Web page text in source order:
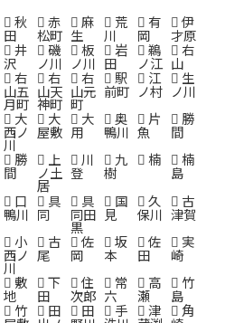
秋
田
赤
松町
麻
生
荒
川
有
岡
伊
才原
井
沢
磯
ノ川
板
ノ川
岩
田
鵜
ノ江
右
山
右
山五
月町
右
山天
神町
右
山元
町
駅
前町
江
ノ村
生
ノ川
大
西ノ
川
大
屋敷
大
用
奥
鴨川
片
魚
勝
間
勝
間
上
ノ土
居
川
登
九
樹
楠 楠
島
口
鴨川
具
同
具
同田
黒
国
見
久
保川
古
津賀
小
西ノ
川
古
尾
佐
岡
坂
本
佐
田
実
崎
敷
地
下
田
住
次郎
常
六
高
瀬
竹
島
竹 田 田 手 津 角